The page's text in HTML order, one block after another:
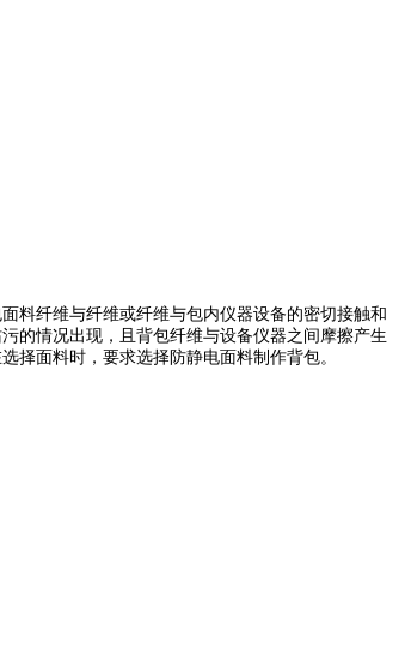
料纤维与纤维或纤维与包内仪器设备的密切接触和
的情况出现，且背包纤维与设备仪器之间摩擦产生
择面料时，要求选择防静电面料制作背包。